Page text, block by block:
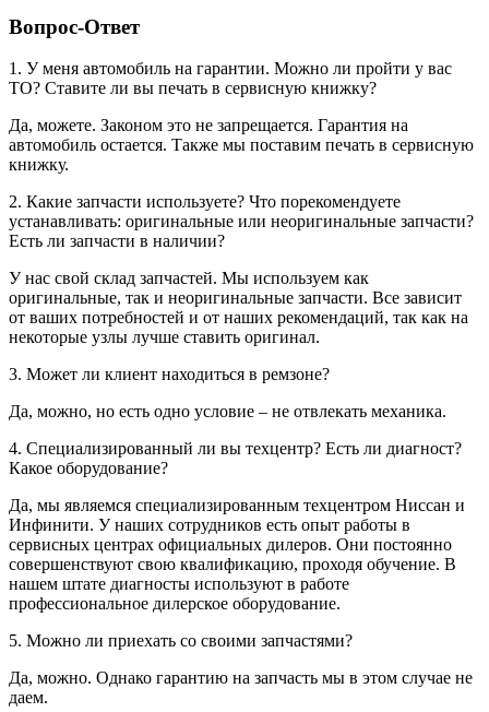
Вопрос-Ответ
1. У меня автомобиль на гарантии. Можно ли пройти у вас
ТО? Ставите ли вы печать в сервисную книжку?
Да, можете. Законом это не запрещается. Гарантия на
автомобиль остается. Также мы поставим печать в сервисную
книжку.
2. Какие запчасти используете? Что порекомендуете
устанавливать: оригинальные или неоригинальные запчасти?
Есть ли запчасти в наличии?
У нас свой склад запчастей. Мы используем как
оригинальные, так и неоригинальные запчасти. Все зависит
от ваших потребностей и от наших рекомендаций, так как на
некоторые узлы лучше ставить оригинал.
3. Может ли клиент находиться в ремзоне?
Да, можно, но есть одно условие – не отвлекать механика.
4. Специализированный ли вы техцентр? Есть ли диагност?
Какое оборудование?
Да, мы являемся специализированным техцентром Ниссан и
Инфинити. У наших сотрудников есть опыт работы в
сервисных центрах официальных дилеров. Они постоянно
совершенствуют свою квалификацию, проходя обучение. В
нашем штате диагносты используют в работе
профессиональное дилерское оборудование.
5. Можно ли приехать со своими запчастями?
Да, можно. Однако гарантию на запчасть мы в этом случае не
даем.